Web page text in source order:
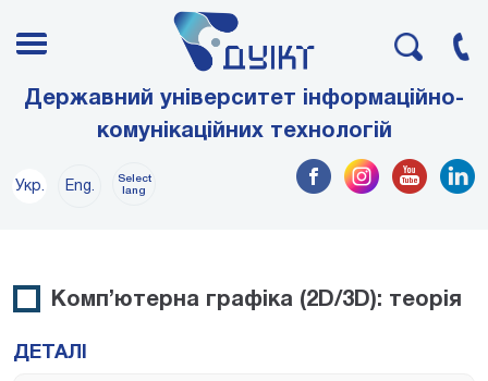
Державний університет інформаційно-
комунікаційних технологій
Укр. Eng.
Select
lang
Комп’ютерна графіка (2D/3D): теорія
ДЕТАЛІ